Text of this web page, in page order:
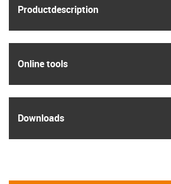
Product­description
Online tools
Downloads